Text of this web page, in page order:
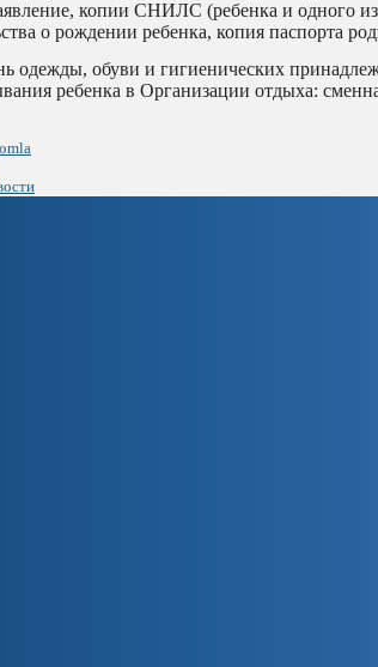
копии СНИЛС (ребенка и одного из
о рождении ребенка, копия паспорта
одежды, обуви и гигиенических
ребенка в Организации отдыха: